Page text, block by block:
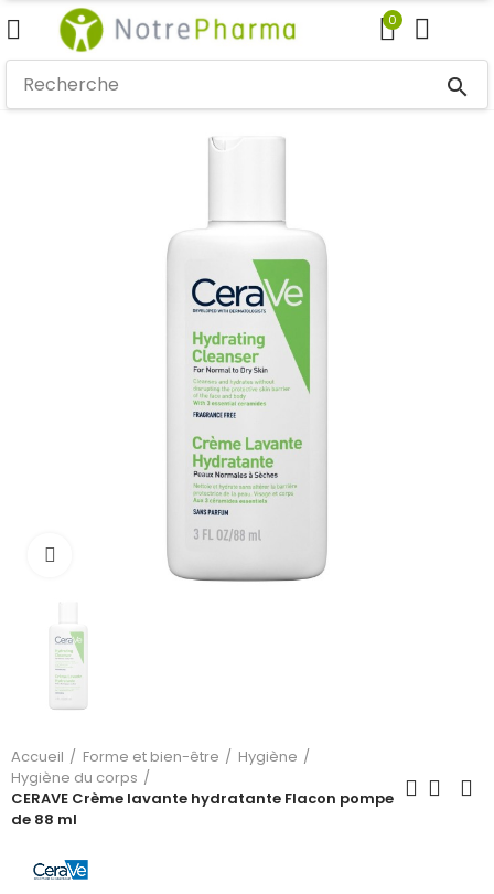
0
search
Cliquez pour agrandir
Accueil Forme et bien-être
Hygiène
Hygiène du corps
CERAVE Crème lavante hydratante Flacon pompe
de 88 ml